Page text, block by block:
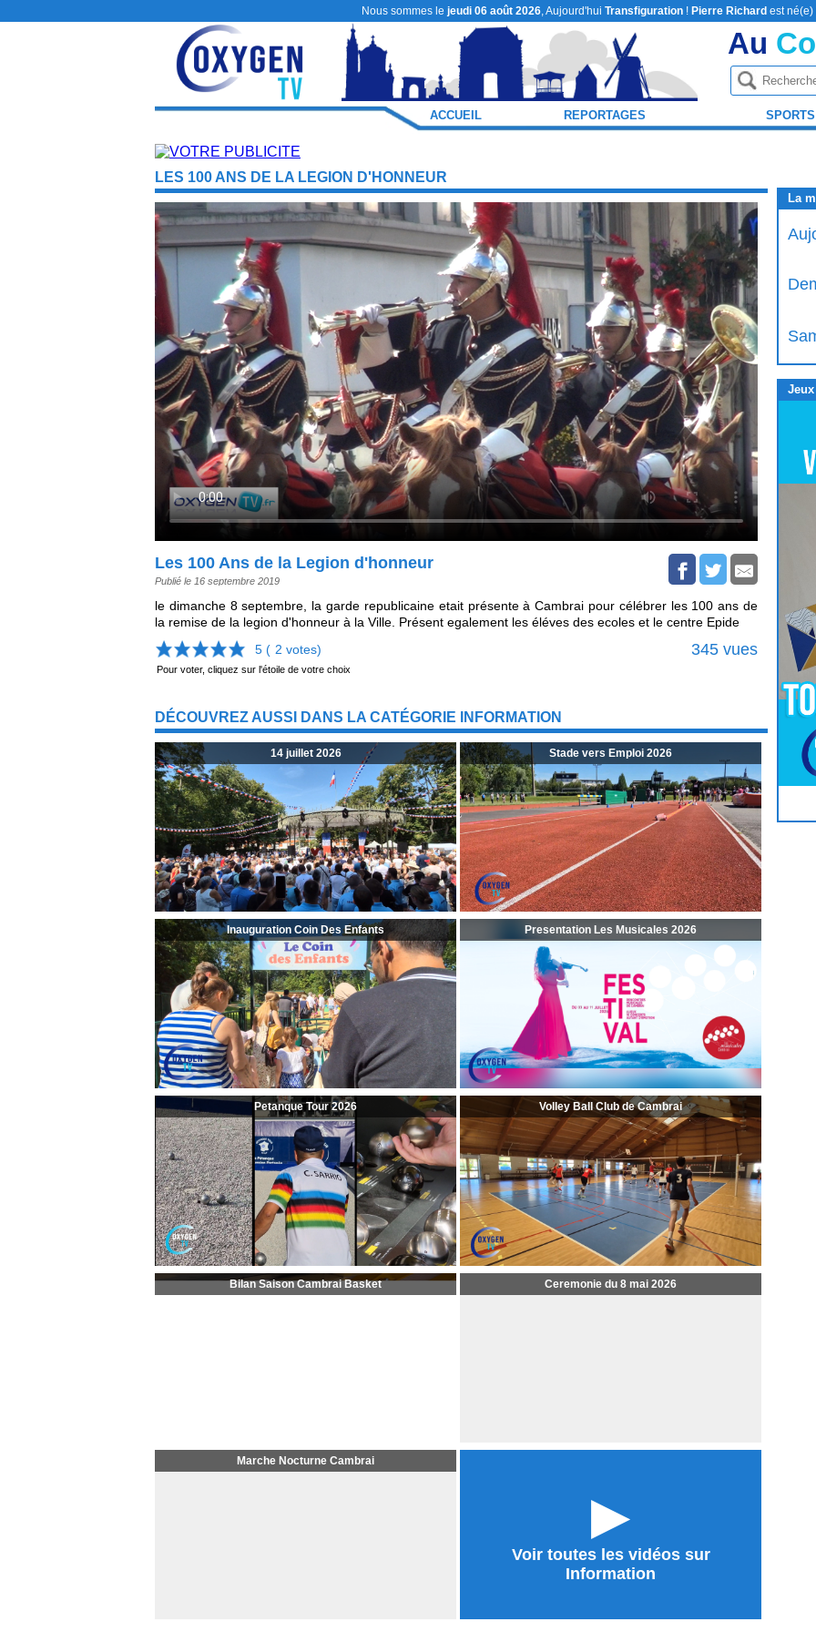
Nous sommes le jeudi 06 août 2026, Aujourd'hui Transfiguration ! Pierre Richard est né(e)
Au
ACCUEIL REPORTAGES SPORTS
LES 100 ANS DE LA LEGION D'HONNEUR
Les 100 Ans de la Legion d'honneur
Publié le 16 septembre 2019
le dimanche 8 septembre, la garde republicaine etait présente à Cambrai pour célébrer les 100 ans de
la remise de la legion d'honneur à la Ville. Présent egalement les éléves des ecoles et le centre Epide
5 ( 2 votes) 345 vues
Pour voter, cliquez sur l'étoile de votre choix
DÉCOUVREZ AUSSI DANS LA CATÉGORIE INFORMATION
14 juillet 2026 Stade vers Emploi 2026
Inauguration Coin Des Enfants Presentation Les Musicales 2026
Petanque Tour 2026 Volley Ball Club de Cambrai
Bilan Saison Cambrai Basket Ceremonie du 8 mai 2026
Marche Nocturne Cambrai
►
Voir toutes les vidéos sur
Information
La
Jeux
PourJouer cliquez-ici